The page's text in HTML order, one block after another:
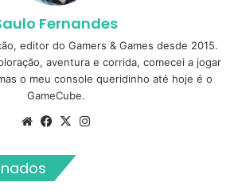
Fernandes
editor do Gamers & Games desde 2015.
aventura e corrida, comecei a jogar
o meu console queridinho até hoje é o
GameCube.
WebsiteFacebook
X